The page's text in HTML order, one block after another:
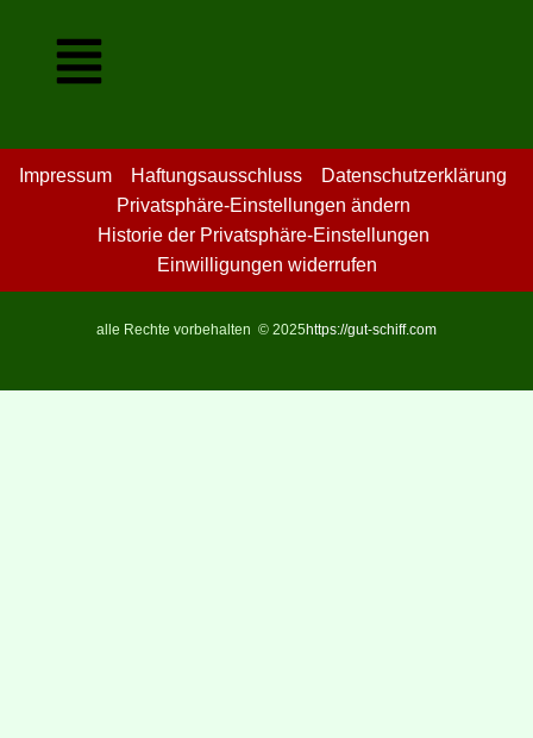
Impressum Haftungsausschluss
Datenschutzerklärung
Privatsphäre-Einstellungen ändern
Historie der Privatsphäre-Einstellungen
Einwilligungen widerrufen
alle Rechte vorbehalten © 2025https://gut-schiff.com